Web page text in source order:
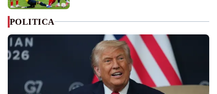
POLITICA